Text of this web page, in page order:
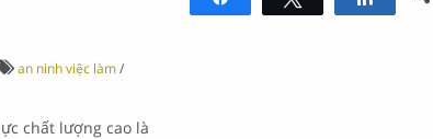
an ninh việc làm /
chất lượng cao là